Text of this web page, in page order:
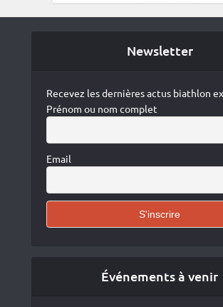
Newsletter
Recevez les dernières actus biathlon
Prénom ou nom complet
Email
Événements à venir